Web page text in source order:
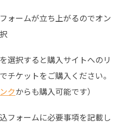
ォームが立ち上がるのでオン
選択すると購入サイトへのリ
チケットをご購入ください。
クからも購入可能です）
フォームに必要事項を記載し